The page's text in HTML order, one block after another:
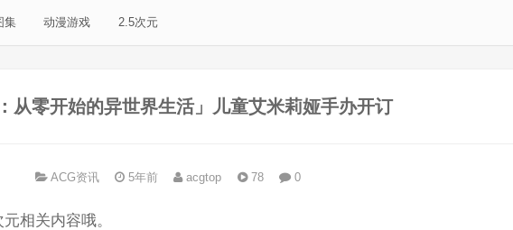
集 动漫游戏 2.5次元
：从零开始的异世界生活」儿童艾米莉娅手办开订
ACG资讯 5年前 acgtop 78 0
相关内容哦。